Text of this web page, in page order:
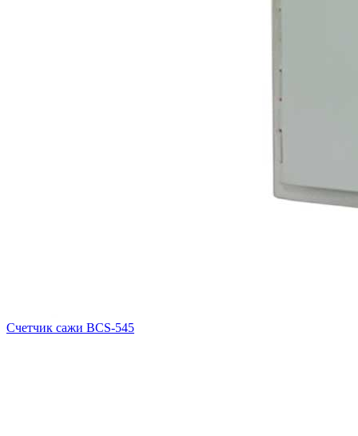
Счетчик сажи BCS-545